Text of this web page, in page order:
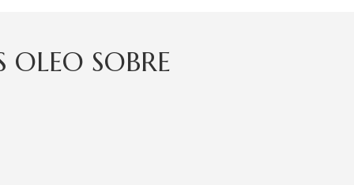
OLEO SOBRE